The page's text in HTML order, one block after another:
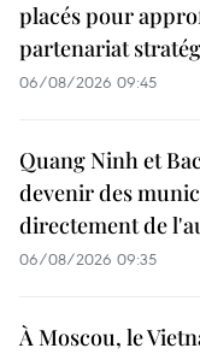
placés pour
partenariat
06/08/2026 09:45
Quang Ninh et
devenir des
directement de
06/08/2026 09:35
À Moscou, le